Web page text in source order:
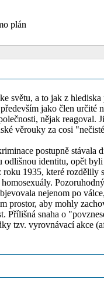
plán
světu, a to jak z
jako člen
nějak
věrouky za cosi
postupně
identitu, opět
1935, které
nejenom po
aby mohly
snaha o
tzv. vyrovnávací